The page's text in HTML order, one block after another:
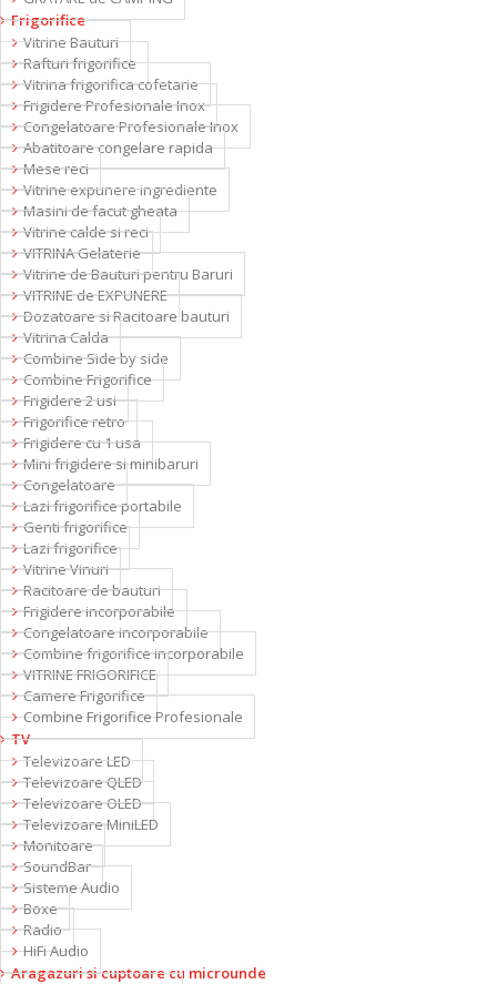
Frigorifice
Vitrine Bauturi
Rafturi frigorifice
Vitrina frigorifica cofetarie
Frigidere Profesionale Inox
Congelatoare Profesionale Inox
Abatitoare congelare rapida
Mese reci
Vitrine expunere ingrediente
Masini de facut gheata
Vitrine calde si reci
VITRINA Gelaterie
Vitrine de Bauturi pentru Baruri
VITRINE de EXPUNERE
Dozatoare si Racitoare bauturi
Vitrina Calda
Combine Side by side
Combine Frigorifice
Frigidere 2 usi
Frigorifice retro
Frigidere cu 1 usa
Mini frigidere si minibaruri
Congelatoare
Lazi frigorifice portabile
Genti frigorifice
Lazi frigorifice
Vitrine Vinuri
Racitoare de bauturi
Frigidere incorporabile
Congelatoare incorporabile
Combine frigorifice incorporabile
VITRINE FRIGORIFICE
Camere Frigorifice
Combine Frigorifice Profesionale
TV
Televizoare LED
Televizoare QLED
Televizoare OLED
Televizoare MiniLED
Monitoare
SoundBar
Sisteme Audio
Boxe
Radio
HiFi Audio
Aragazuri si cuptoare cu microunde